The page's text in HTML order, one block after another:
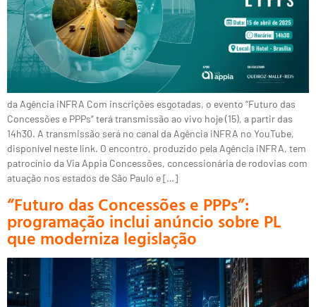
da Agência iNFRA Com inscrições esgotadas, o evento “Futuro das
Concessões e PPPs” terá transmissão ao vivo hoje (15), a partir das
14h30. A transmissão será no canal da Agência iNFRA no YouTube,
disponível neste link. O encontro, produzido pela Agência iNFRA, tem
patrocínio da Via Appia Concessões, concessionária de rodovias com
atuação nos estados de São Paulo e […]
“Futuro das Concessões e PPPs”:
programação inclui anúncio sobre PL
que moderniza legislação